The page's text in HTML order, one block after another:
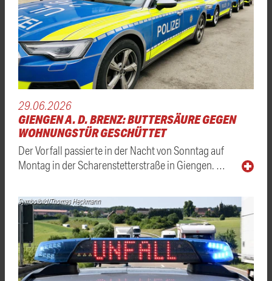
29.06.2026
GIENGEN A. D. BRENZ: BUTTERSÄURE GEGEN
WOHNUNGSTÜR GESCHÜTTET
Der Vorfall passierte in der Nacht von Sonntag auf
Montag in der Scharenstetterstraße in Giengen. …
Symbolbild/Thomas Heckmann